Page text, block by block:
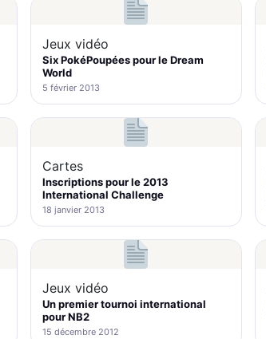
Jeux vidéo
Six PokéPoupées pour le Dream
World
5 février 2013
Cartes
Inscriptions pour le 2013
International Challenge
18 janvier 2013
Jeux vidéo
Un premier tournoi international
pour NB2
15 décembre 2012